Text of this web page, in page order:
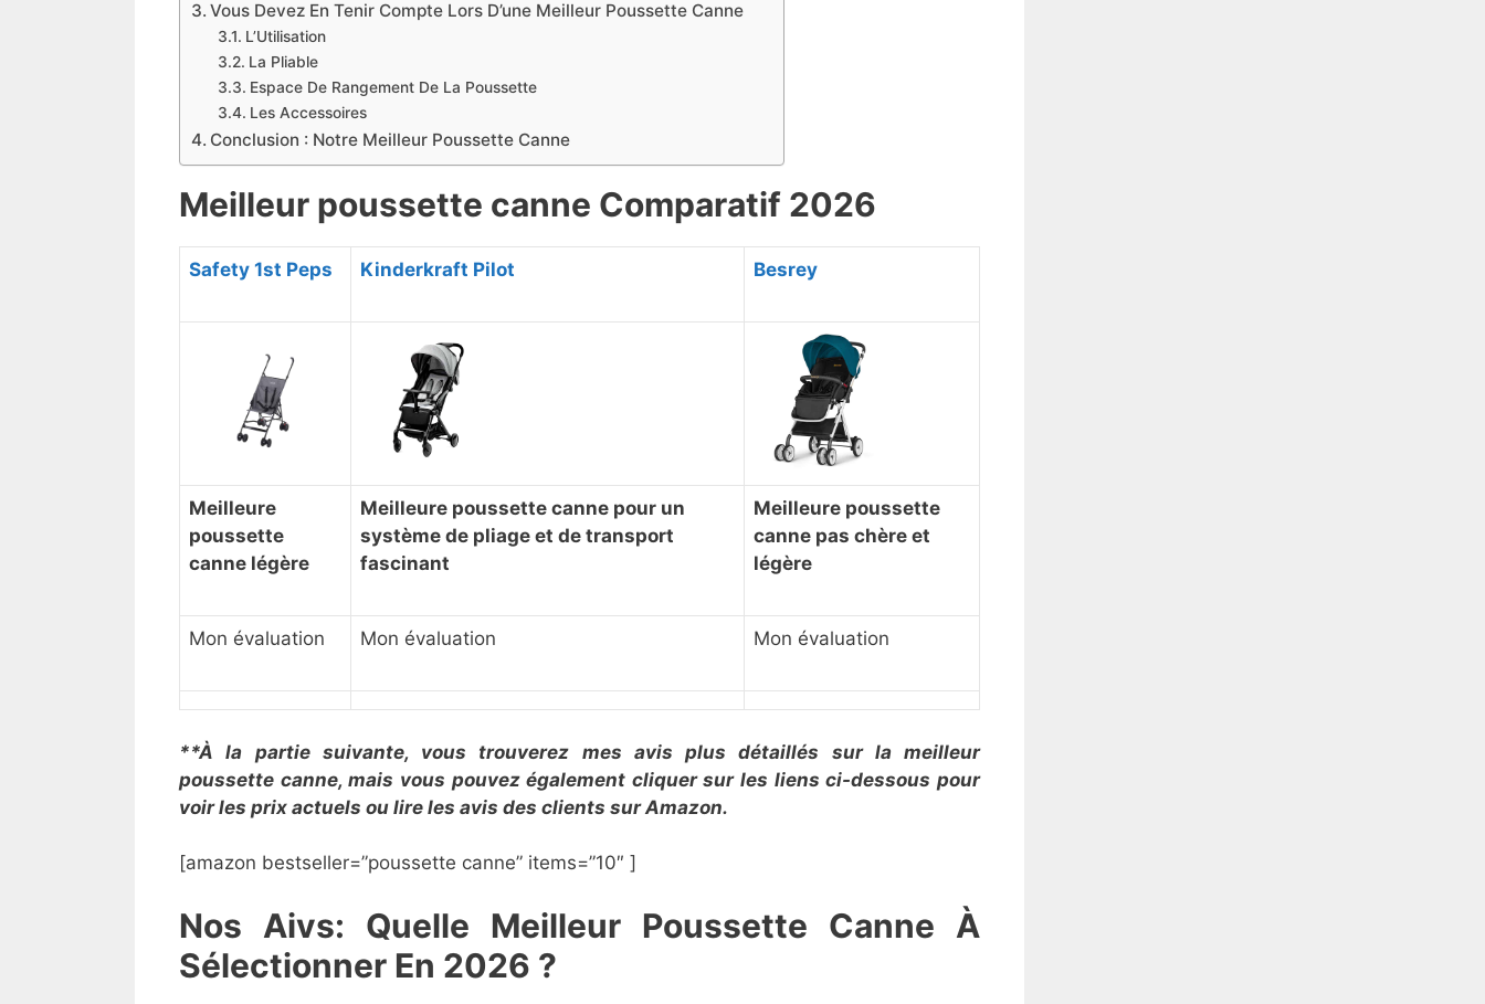
​Vous Devez En Tenir Compte Lors D’une Meilleur Poussette Canne
​L’Utilisation
​La Pliable
​Espace De Rangement De La Poussette
​Les Accessoires
​Conclusion : Notre Meilleur Poussette Canne
​Meilleur poussette canne Comparatif ​2026
​Safety 1st Peps ​Kinderkraft Pilot ​Besrey
​Meilleure
poussette
canne légère
​Meilleure poussette canne pour un
système de pliage et de transport
fascinant
​Meilleure poussette
canne pas chère et
légère
Mon évaluation Mon évaluation Mon évaluation
**À la partie suivante, vous trouverez mes avis plus détaillés sur la ​meilleur
poussette canne, mais vous pouvez également cliquer sur les liens ci-dessous pour
voir les prix actuels ou lire les avis des clients sur Amazon.
[amazon bestseller=”​​poussette canne” items=”10″ ]
Nos Aivs: Quelle Meilleur Poussette Canne À
Sélectionner En 2026 ?